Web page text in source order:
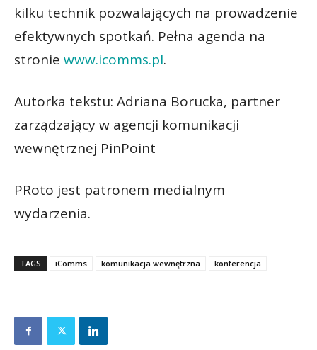
kilku technik pozwalających na prowadzenie
efektywnych spotkań. Pełna agenda na
stronie www.icomms.pl.
Autorka tekstu: Adriana Borucka, partner
zarządzający w agencji komunikacji
wewnętrznej PinPoint
PRoto jest patronem medialnym
wydarzenia.
TAGS iComms komunikacja wewnętrzna konferencja